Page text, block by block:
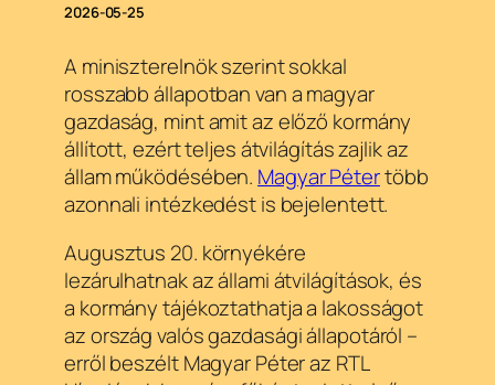
2026-05-25
A miniszterelnök szerint sokkal
rosszabb állapotban van a magyar
gazdaság, mint amit az előző kormány
állított, ezért teljes átvilágítás zajlik az
állam működésében. Magyar Pétertöbb
azonnali intézkedést is bejelentett.
Augusztus 20. környékére
lezárulhatnak az állami átvilágítások, és
a kormány tájékoztathatja a lakosságot
az ország valós gazdasági állapotáról –
erről beszélt Magyar Péter az RTL